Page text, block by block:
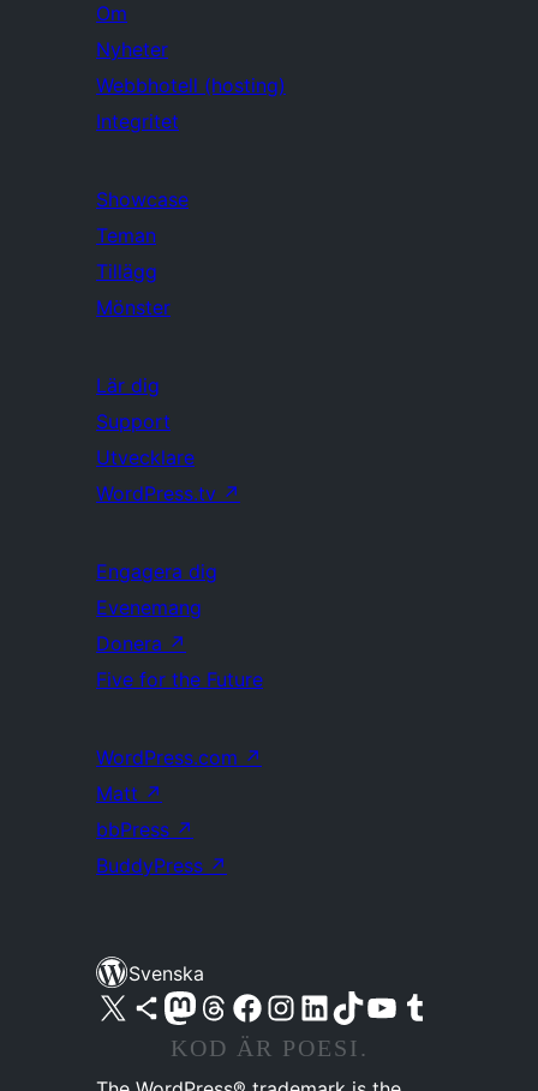
Om
Nyheter
Webbhotell (hosting)
Integritet
Showcase
Teman
Tillägg
Mönster
Lär dig
Support
Utvecklare
WordPress.tv ↗
Engagera dig
Evenemang
Donera ↗
Five for the Future
WordPress.com ↗
Matt ↗
bbPress ↗
BuddyPress ↗
Svenska
Besök vår X-konto (f.d. Twitter)
Besök vårt Bluesky-konto
Besök vårt Mastodon-kontoBesök vårt Thread-konto
Besök vår Facebook-sidaBesök vårt Instagram-kontoBesök vårt LinkedIn-konto
Besök vårt TikTok-kontoBesök vår YouTube-kanalBesök vårt Tumblr-konto
KOD ÄR POESI.